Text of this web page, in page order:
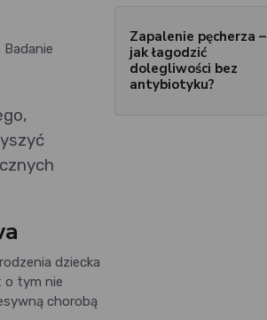
dziecka
o tym nie
chorobą
Zapalenie pęcherza –
jak łagodzić
dolegliwości bez
antybiotyku?